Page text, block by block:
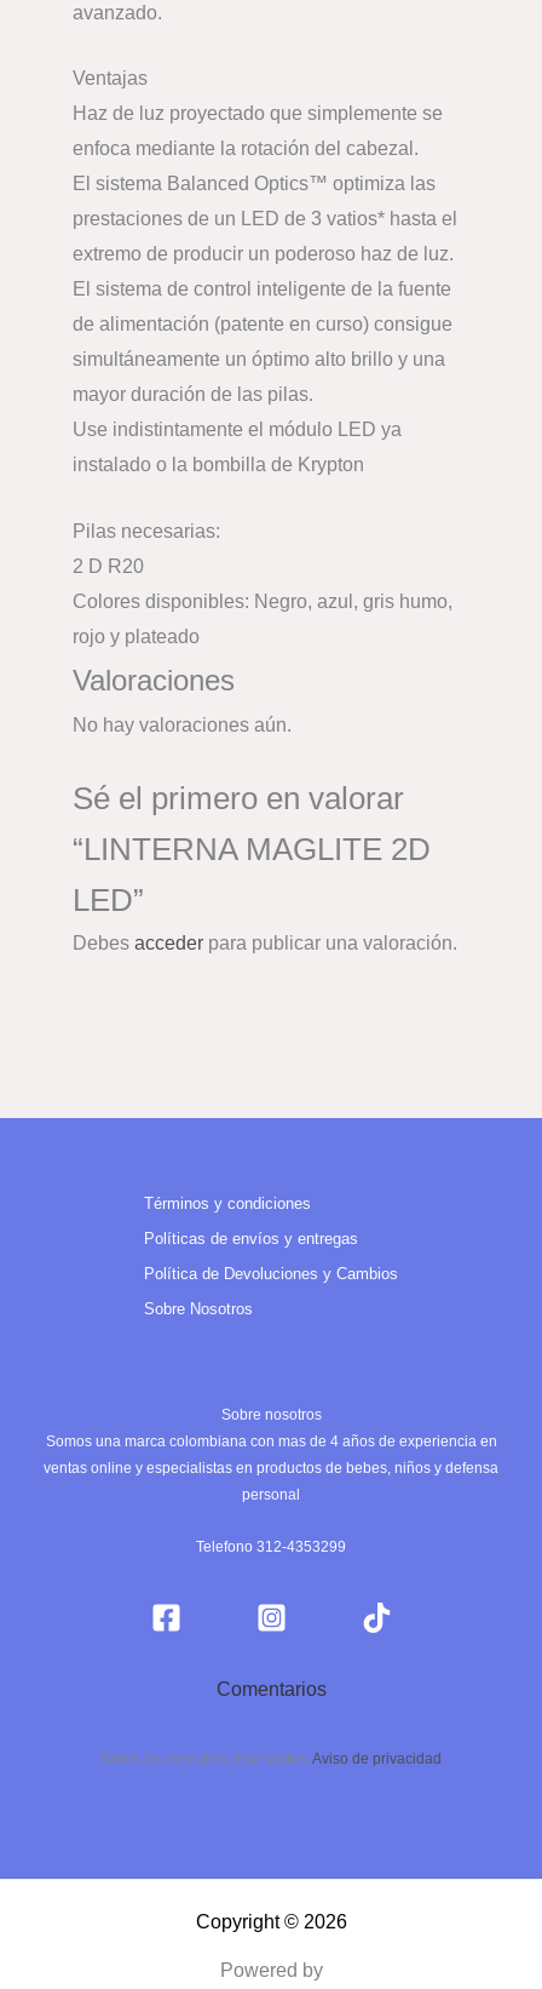
avanzado.
Ventajas
Haz de luz proyectado que simplemente se
enfoca mediante la rotación del cabezal.
El sistema Balanced Optics™ optimiza las
prestaciones de un LED de 3 vatios* hasta el
extremo de producir un poderoso haz de luz.
El sistema de control inteligente de la fuente
de alimentación (patente en curso) consigue
simultáneamente un óptimo alto brillo y una
mayor duración de las pilas.
Use indistintamente el módulo LED ya
instalado o la bombilla de Krypton
Pilas necesarias:
2 D R20
Colores disponibles: Negro, azul, gris humo,
rojo y plateado
Valoraciones
No hay valoraciones aún.
Sé el primero en valorar
“LINTERNA MAGLITE 2D
LED”
Debes acceder para publicar una valoración.
Términos y condiciones
Políticas de envíos y entregas
Política de Devoluciones y Cambios
Sobre Nosotros
Sobre nosotros
Somos una marca colombiana con mas de 4 años de experiencia en
ventas online y especialistas en productos de bebes, niños y defensa
personal
Telefono 312-4353299
Comentarios
Todos los derechos reservados. Aviso de privacidad
Copyright © 2026
Powered by